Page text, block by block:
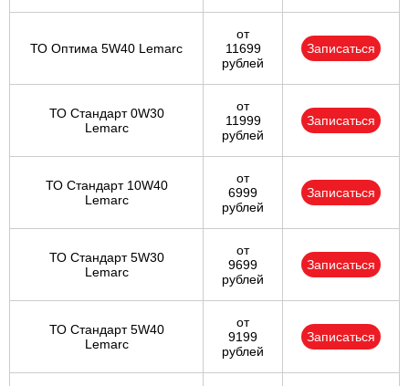
ТО Оптима 5W40 Lemarc
от
11699
рублей
Записаться
ТО Стандарт 0W30
Lemarc
от
11999
рублей
Записаться
ТО Стандарт 10W40
Lemarc
от
6999
рублей
Записаться
ТО Стандарт 5W30
Lemarc
от
9699
рублей
Записаться
ТО Стандарт 5W40
Lemarc
от
9199
рублей
Записаться